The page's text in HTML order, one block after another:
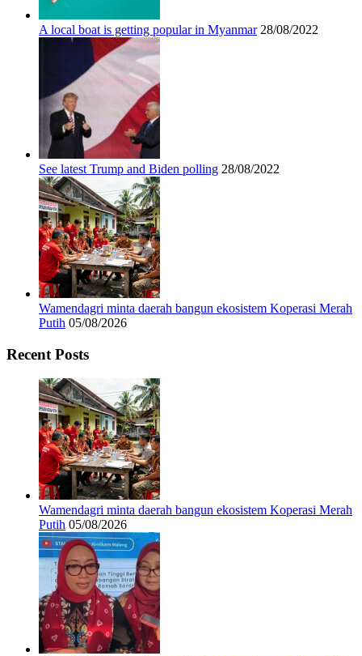
A local boat is getting popular in Myanmar 28/08/2022
See latest Trump and Biden polling 28/08/2022
Wamendagri minta daerah bangun ekosistem Koperasi Merah
Putih 05/08/2026
Recent Posts
Wamendagri minta daerah bangun ekosistem Koperasi Merah
Putih 05/08/2026